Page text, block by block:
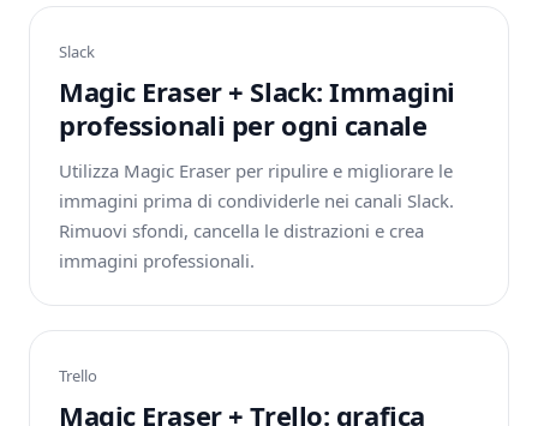
Slack
Magic Eraser + Slack: Immagini
professionali per ogni canale
Utilizza Magic Eraser per ripulire e migliorare le
immagini prima di condividerle nei canali Slack.
Rimuovi sfondi, cancella le distrazioni e crea
immagini professionali.
Trello
Magic Eraser + Trello: grafica